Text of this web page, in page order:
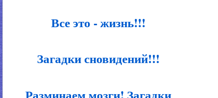
Все это - жизнь!!!
Загадки сновидений!!!